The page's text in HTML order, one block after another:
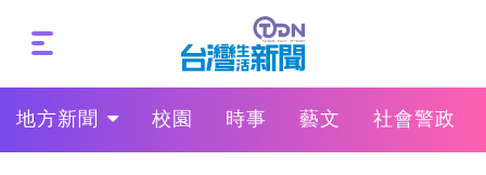
地方新聞 校園 時事 藝文 社會警政